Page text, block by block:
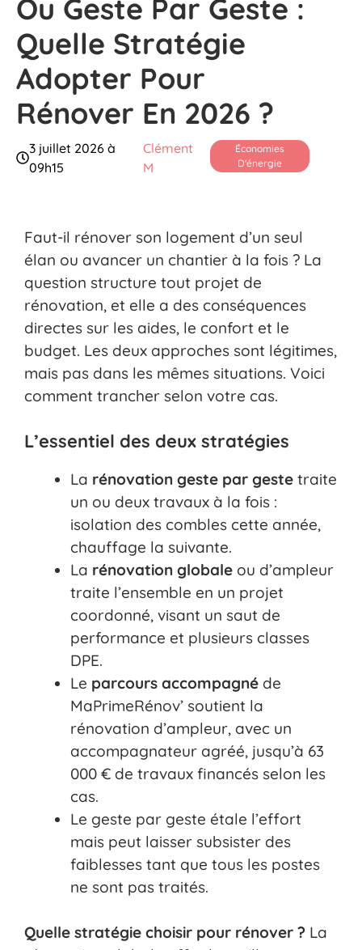
Ou Geste Par Geste :
Quelle Stratégie
Adopter Pour
Rénover En 2026 ?
3 juillet 2026 à
09h15
Clément
M
Économies
D'énergie
Faut-il rénover son logement d’un seul
élan ou avancer un chantier à la fois ? La
question structure tout projet de
rénovation, et elle a des conséquences
directes sur les aides, le confort et le
budget. Les deux approches sont légitimes,
mais pas dans les mêmes situations. Voici
comment trancher selon votre cas.
L’essentiel des deux stratégies
La rénovation geste par geste traite
un ou deux travaux à la fois :
isolation des combles cette année,
chauffage la suivante.
La rénovation globale ou d’ampleur
traite l’ensemble en un projet
coordonné, visant un saut de
performance et plusieurs classes
DPE.
Le parcours accompagné de
MaPrimeRénov’ soutient la
rénovation d’ampleur, avec un
accompagnateur agréé, jusqu’à 63
000 € de travaux financés selon les
cas.
Le geste par geste étale l’effort
mais peut laisser subsister des
faiblesses tant que tous les postes
ne sont pas traités.
Quelle stratégie choisir pour rénover ? La